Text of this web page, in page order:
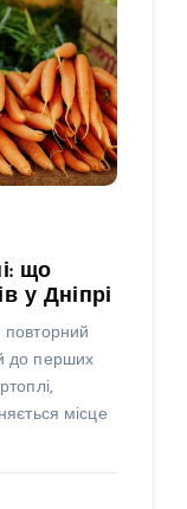
що
у Дніпрі
повторний
до перших
місце